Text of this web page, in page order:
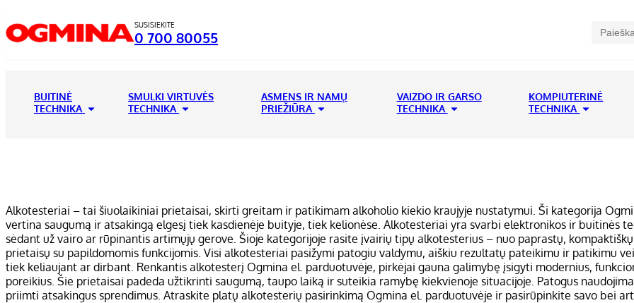
SUSISIEKITE
0 700 80055
BUITINĖ
TECHNIKA
SMULKI VIRTUVĖS
TECHNIKA
ASMENS IR NAMŲ
PRIEŽIŪRA
VAIZDO IR GARSO
TECHNIKA
KOMPIUTERINĖ
TECHNIKA
Alkotesteriai – tai šiuolaikiniai prietaisai, skirti greitam ir patikimam alkoholio kiekio kraujyje nustatymui. Ši kategorija
vertina saugumą ir atsakingą elgesį tiek kasdienėje buityje, tiek kelionėse. Alkotesteriai yra svarbi elektronikos ir buitinės
sėdant už vairo ar rūpinantis artimųjų gerove. Šioje kategorijoje rasite įvairių tipų alkotesterius – nuo paprastų,
prietaisų su papildomomis funkcijomis. Visi alkotesteriai pasižymi patogiu valdymu, aiškiu rezultatų pateikimu ir patikimu
tiek keliaujant ar dirbant. Renkantis alkotesterį Ogmina el. parduotuvėje, pirkėjai gauna galimybę įsigyti modernius,
poreikius. Šie prietaisai padeda užtikrinti saugumą, taupo laiką ir suteikia ramybę kiekvienoje situacijoje. Patogus
priimti atsakingus sprendimus. Atraskite platų alkotesterių pasirinkimą Ogmina el. parduotuvėje ir pasirūpinkite savo bei